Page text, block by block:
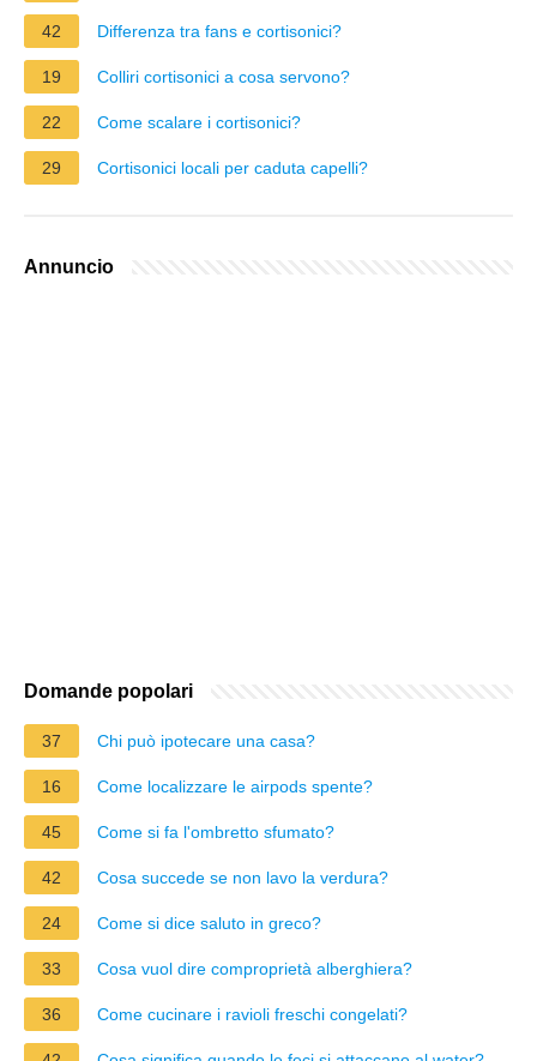
42 Differenza tra fans e cortisonici?
19 Colliri cortisonici a cosa servono?
22 Come scalare i cortisonici?
29 Cortisonici locali per caduta capelli?
Annuncio
Domande popolari
37 Chi può ipotecare una casa?
16 Come localizzare le airpods spente?
45 Come si fa l'ombretto sfumato?
42 Cosa succede se non lavo la verdura?
24 Come si dice saluto in greco?
33 Cosa vuol dire comproprietà alberghiera?
36 Come cucinare i ravioli freschi congelati?